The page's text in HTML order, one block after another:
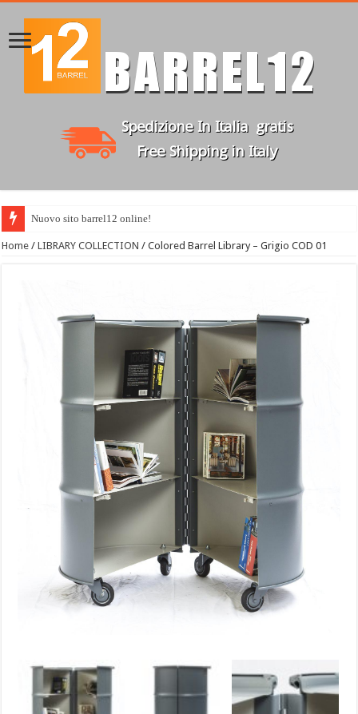
Nuovo sito barrel12 online!
Home /LIBRARY COLLECTION / Colored Barrel Library – Grigio COD 01